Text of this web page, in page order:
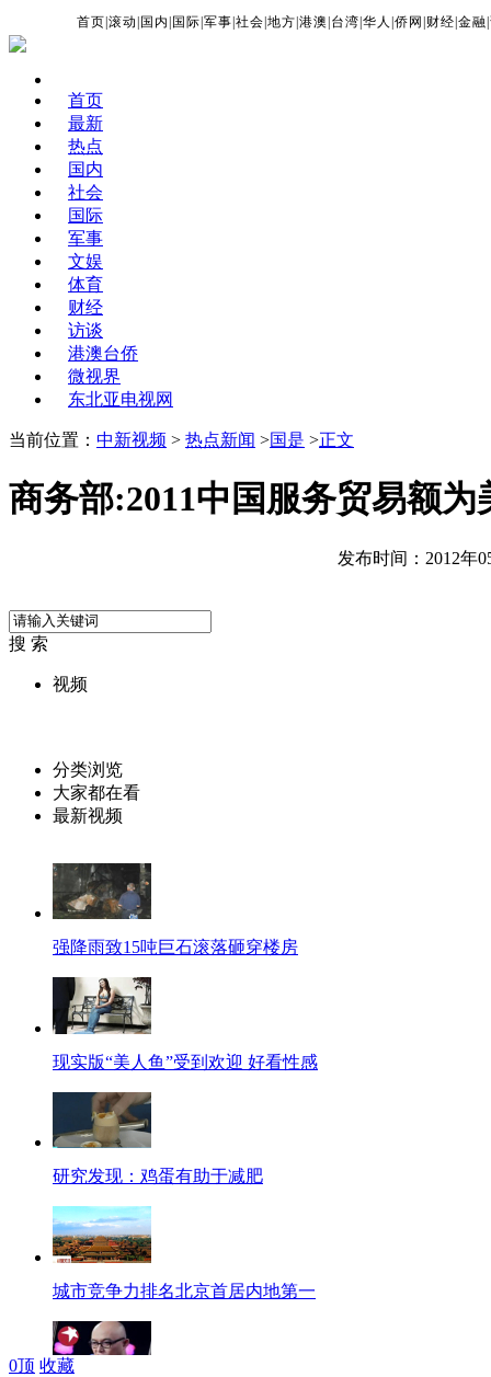
首页 |滚动 国内 国际 |军事 |社会 |地方 |港澳 台湾 |华人 |侨网 财经 |金融 |
首页
最新
热点
国内
社会
国际
军事
文娱
体育
财经
访谈
港澳台侨
微视界
东北亚电视网
当前位置： 中新视频 > 热点新闻 >国是 >正文
商务部:2011中国服务贸易额为
发布时间：2012年
搜 索
视频
分类浏览
大家都在看
最新视频
强降雨致15吨巨石滚落砸穿楼房
现实版“美人鱼”受到欢迎 好看性感
研究发现：鸡蛋有助于减肥
城市竞争力排名北京首居内地第一
0顶 收藏